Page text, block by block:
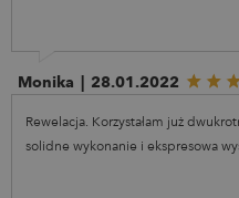
Monika | 28.01.2022
Rewelacja. Korzystałam już
solidne wykonanie i ekspresowa